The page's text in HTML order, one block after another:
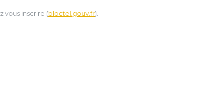
vous inscrire (bloctel.gouv.fr).